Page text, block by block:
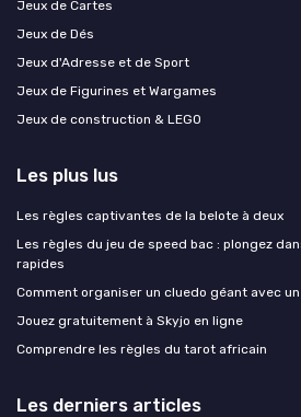
Jeux de Cartes
Jeux de Dés
Jeux d'Adresse et de Sport
Jeux de Figurines et Wargames
Jeux de construction & LEGO
Les plus lus
Les règles captivantes de la belote à deux
Les règles du jeu de speed bac : plongez
rapides
Comment organiser un cluedo géant avec
Jouez gratuitement à Skyjo en ligne
Comprendre les règles du tarot africain
Les derniers articles